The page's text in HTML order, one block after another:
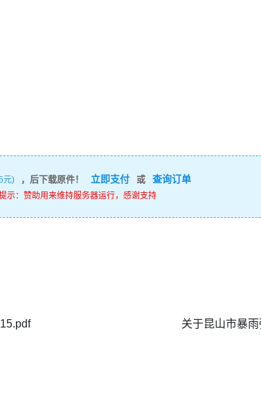
元) ，后下载原件！ 立即支付 或 查询订单
示：赞助用来维持服务器运行，感谢支持
关于昆山市暴